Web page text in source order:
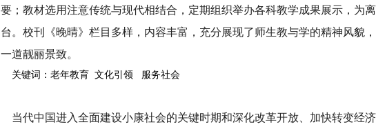
要；教材选用注意传统与现代相结合，定期组织举办各科教学成果展示，为
台。校刊《晚晴》栏目多样，内容丰富，充分展现了师生教与学的精神风貌
一道靓丽景致。
关键词：老年教育 文化引领 服务社会
当代中国进入全面建设小康社会的关键时期和深化改革开放、加快转变经